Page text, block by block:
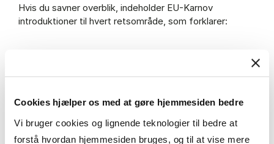
Cookies hjælper os med at gøre hjemmesiden bedre
Vi bruger cookies og lignende teknologier til bedre at
forstå hvordan hjemmesiden bruges, og til at vise mere
Hvis du savner overblik, indeholder EU-Karnov
introduktioner til hvert retsområde, som forklarer:
Hvordan EU og dansk ret spiller sammen
I Karnov kan du, ud over EU-Karnov, også finde Karnov